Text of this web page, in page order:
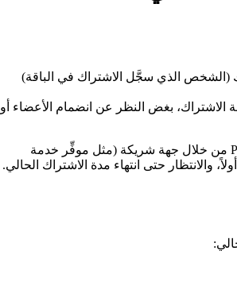
(الشخص الذي سجَّل الاشتراك في الباقة)
بغض النظر عن انضمام الأعضاء أو
إذا كان لديك حالياً اشتراك في Premium من خلال جهة شريكة (مثل موفِّر خدمة
والانتظار حتى انتهاء مدة الاشتراك الحالي.